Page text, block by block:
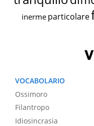
inerme particolare
VOCABOLARIO
Ossimoro
Filantropo
Idiosincrasia